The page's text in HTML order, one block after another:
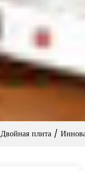
Двойная плита /